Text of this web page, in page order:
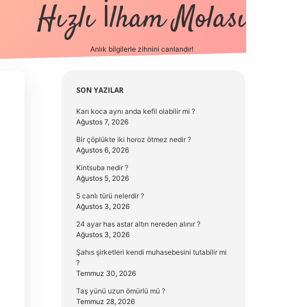
Hızlı İlham Molası
Anlık bilgilerle zihnini canlandır!
Sidebar
SON YAZILAR
Karı koca aynı anda kefil olabilir mi ?
Ağustos 7, 2026
Bir çöplükte iki horoz ötmez nedir ?
Ağustos 6, 2026
Kintsuba nedir ?
Ağustos 5, 2026
5 canlı türü nelerdir ?
Ağustos 3, 2026
24 ayar has astar altın nereden alınır ?
Ağustos 3, 2026
Şahıs şirketleri kendi muhasebesini tutabilir mi
?
Temmuz 30, 2026
Taş yünü uzun ömürlü mü ?
Temmuz 28, 2026